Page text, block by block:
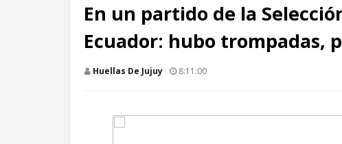
En un partido de la
Ecuador: hubo trompadas,
Huellas De Jujuy 8:11:00